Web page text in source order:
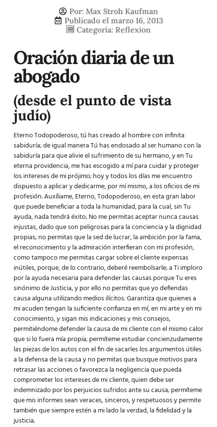
Por: Max Stroh Kaufman
Publicado el marzo 16, 2013
Categoría: Reflexion
Oración diaria de un
abogado
(desde el punto de vista
judío)
Eterno Todopoderoso, tú has creado al hombre con infinita
sabiduría; de igual manera Tú has endosado al ser humano con la
sabiduría para que alivie el sufrimiento de su hermano, y en Tu
eterna providencia, me has escogido a mí para cuidar y proteger
los intereses de mi prójimo; hoy y todos los días me encuentro
dispuesto a aplicar y dedicarme, por mí mismo, a los oficios de mi
profesión. Auxíliame, Eterno, Todopoderoso, en esta gran labor
que puede beneficiar a toda la humanidad, para la cual, sin Tu
ayuda, nada tendrá éxito; No me permitas aceptar nunca causas
injustas, dado que son peligrosas para la conciencia y la dignidad
propias; no permitas que la sed de lucrar, la ambición por la fama,
el reconocimiento y la admiración interfieran con mi profesión,
como tampoco me permitas cargar sobre el cliente expensas
inútiles, porque, de lo contrario, deberé reembolsarle; a Ti imploro
por la ayuda necesaria para defender las causas porque Tu eres
sinónimo de Justicia, y por ello no permitas que yo defiendas
causa alguna utilizando medios ilícitos: Garantiza que quienes a
mi acuden tengan la suficiente confianza en mí, en mi arte y en mi
conocimiento, y sigan mis indicaciones y mis consejos,
permitiéndome defender la causa de mi cliente con el mismo calor
que si lo fuera mía propia; permíteme estudiar concienzudamente
las piezas de los autos con el fin de sacarles los argumentos útiles
a la defensa de la causa y no permitas que busque motivos para
retrasar las acciones o favorezca la negligencia que pueda
comprometer los intereses de mi cliente, quien debe ser
indemnizado por los perjuicios sufridos ante su causa; permíteme
que mis informes sean veraces, sinceros, y respetuosos y permite
también que siempre estén a mi lado la verdad, la fidelidad y la
justicia.